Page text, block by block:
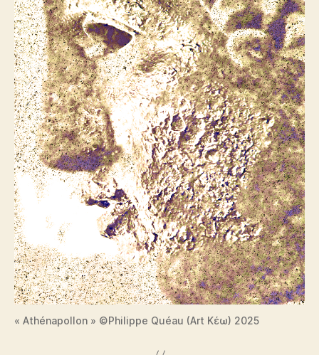
« Athénapollon » ©Philippe Quéau (Art Κέω) 2025